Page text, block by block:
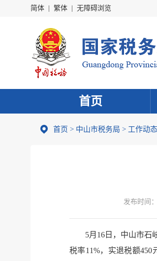
简体 繁体 无障碍浏览
首页
首页 > 中山市税务局 > 工作动态
发布时间：
5月16日，中山市石
税率11%，实退税额